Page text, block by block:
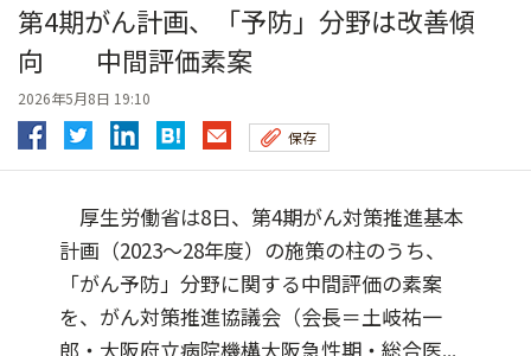
第4期がん計画、「予防」分野は改善傾
向 中間評価素案
2026年5月8日 19:10
保存
厚生労働省は8日、第4期がん対策推進基本
計画（2023～28年度）の施策の柱のうち、
「がん予防」分野に関する中間評価の素案
を、がん対策推進協議会（会長＝土岐祐一
郎・大阪府立病院機構大阪急性期・総合医...